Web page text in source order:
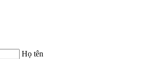
Họ tên